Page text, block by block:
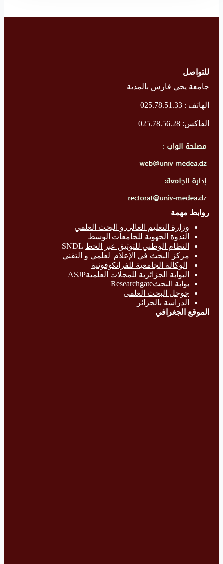
للتواصل
جامعة يحي فارس بالمدية
الهاتف : 025.78.51.33
الفاكس: 025.78.56.28
روابط مهمة
وزارة التعليم العالي و البحث العلمي
الندوة الجهوية للجامعات الوسط
النظام الوطني للتوثيق عبر الخط
مركز البحث في الإعلام العلمي و التقني
الوكالة الجامعية للفرانكوفونية
البوابة الجزائرية للمجلات العلميةASJP
بوابة البحثResearchgate
جوجل البحث العلمى
الدراسة بالجزائر
الموقع الجغرافي